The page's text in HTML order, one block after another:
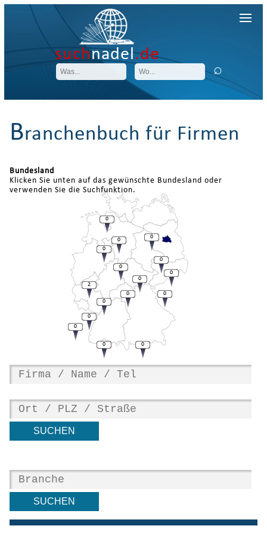
suchnadel.de
Branchenbuch für Firmen
Bundesland
Klicken Sie unten auf das gewünschte Bundesland oder
verwenden Sie die Suchfunktion.
0
0
2
0
0
0
0
0
0
0
0
0
0
0
0
0